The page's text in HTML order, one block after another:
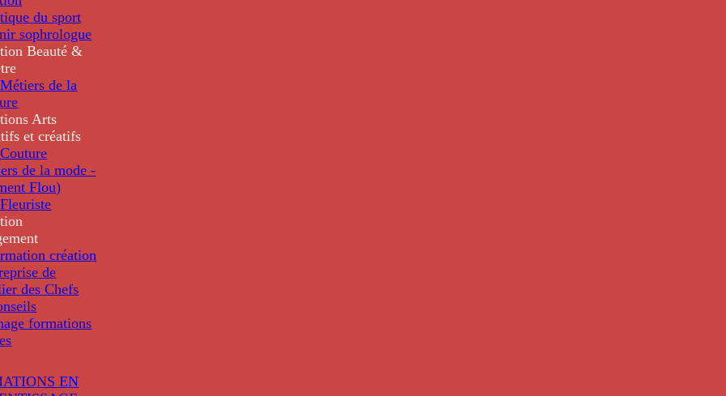
du sport
sophrologue
Beauté &
de la
Arts
et créatifs
de la mode -
Flou)
création
de
des Chefs
formations
EN